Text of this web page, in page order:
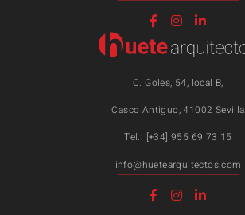
C. Goles, 54, local B,
Casco Antiguo, 41002 Sevilla
Tel.: [+34] 955 69 73 15
info@huetearquitectos.com